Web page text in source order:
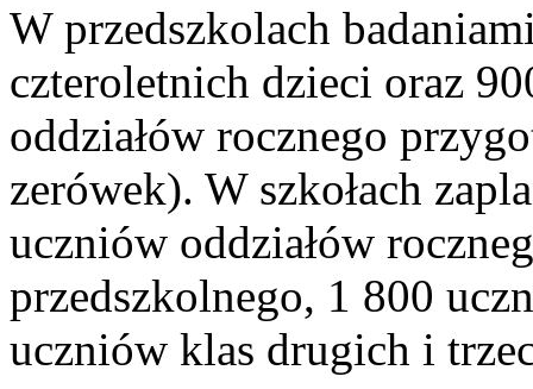
W przedszkolach
czteroletnich dzieci oraz
oddziałów rocznego
zerówek). W szkołach
uczniów oddziałów
przedszkolnego, 1 800
uczniów klas drugich i